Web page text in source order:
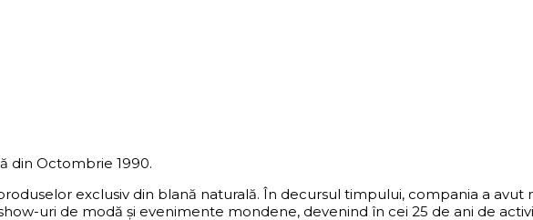
din Octombrie 1990.
exclusiv din blană naturală. În decursul timpului, compania a avut
uri de modă și evenimente mondene, devenind în cei 25 de ani de